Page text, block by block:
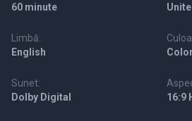
60 minute
Limbă:
English
Color
Sunet:
Dolby Digital
16:9